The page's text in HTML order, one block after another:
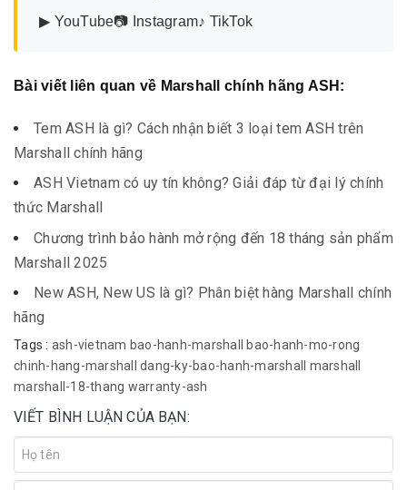
▶ YouTube📷 Instagram♪ TikTok
Bài viết liên quan về Marshall chính hãng ASH:
Tem ASH là gì? Cách nhận biết 3 loại tem ASH trên
Marshall chính hãng
ASH Vietnam có uy tín không? Giải đáp từ đại lý chính
thức Marshall
Chương trình bảo hành mở rộng đến 18 tháng sản phẩm
Marshall 2025
New ASH, New US là gì? Phân biệt hàng Marshall chính
hãng
Tags : ash-vietnam bao-hanh-marshall
bao-hanh-mo-rong
chinh-hang-marshall
dang-ky-bao-hanh-marshall
marshall
marshall-18-thang warranty-ash
VIẾT BÌNH LUẬN CỦA BẠN: